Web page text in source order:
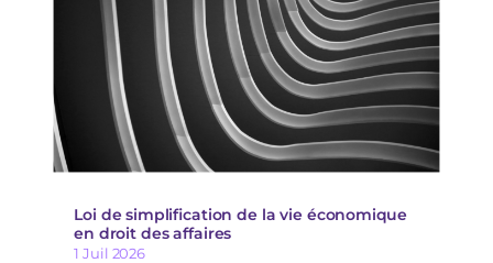
Loi de simplification de la vie économique
en droit des affaires
1 Juil 2026